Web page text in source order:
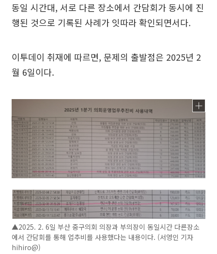
동일 시간대, 서로 다른 장소에서 간담회가 동시에 진
행된 것으로 기록된 사례가 잇따라 확인되면서다.
이투데이 취재에 따르면, 문제의 출발점은 2025년 2
월 6일이다.
▲2025. 2. 6일 부산 중구의회 의장과 부의장이 동일시간 다른장소
에서 간담회를 통해 업추비를 사용했다는 내용이다. (서영인 기자
hihiro@)